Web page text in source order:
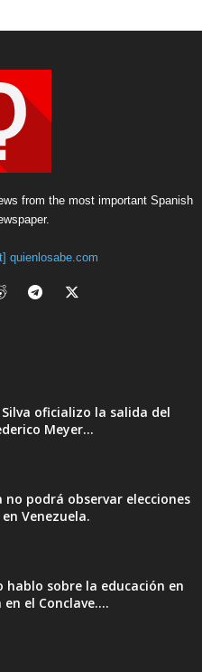
from the most important Spanish
quienlosabe.com
oficializo la salida del
Meyer...
no podrá observar elecciones
Venezuela.
hablo sobre la educación en
el Conclave....